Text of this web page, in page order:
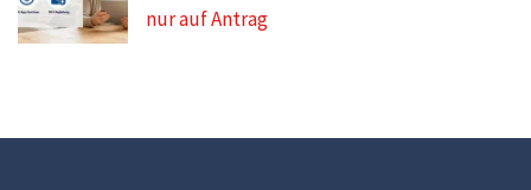
nur auf Antrag